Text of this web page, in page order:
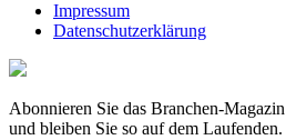
Impressum
Datenschutzerklärung
Abonnieren Sie das Branchen-
und bleiben Sie so auf dem Laufenden.